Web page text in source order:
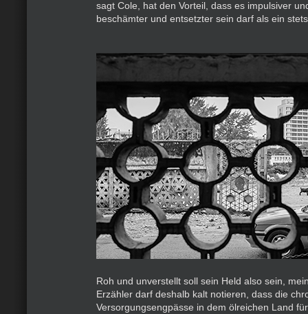
sagt Cole, hat den Vorteil, dass es impulsiver
beschämter und entsetzter sein darf als ein
Roh und unverstellt soll sein Held also sein,
Erzähler darf deshalb kalt notieren, dass die
Versorgungsengpässe in dem ölreichen Land